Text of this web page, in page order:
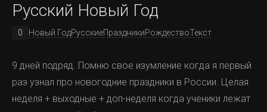
(она очень нежная и мягкая) и аккуратно почистил
контакты ей, а после смыл всё спиртом.
Русский Новый Год
0 Новый ГодРусскиеПраздникиРождествоТекст
9 дней подряд. Помню свое изумление когда я первый
раз узнал про новогодние праздники в России. Целая
неделя + выходные + доп-неделя когда ученики лежат